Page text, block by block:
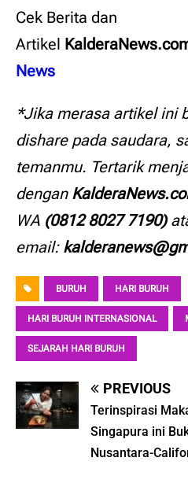
Cek Berita dan
Artikel
News
*Jika merasa artikel ini
dishare pada saudara,
temanmu. Tertarik
dengan
WA (0812 8027 7190)
email:
BURUH HARI BURUH
HARI BURUH INTERNASIONAL
SEJARAH HARI BURUH
PREVIOUS
Terinspirasi
Singapura ini
Nusantara-